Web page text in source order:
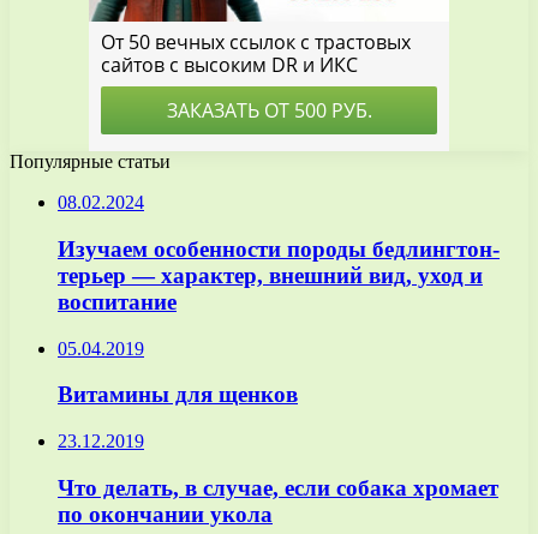
Популярные статьи
08.02.2024
Изучаем особенности породы бедлингтон-
терьер — характер, внешний вид, уход и
воспитание
05.04.2019
Витамины для щенков
23.12.2019
Что делать, в случае, если собака хромает
по окончании укола